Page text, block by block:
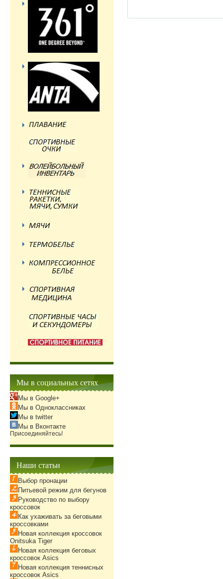
Мы в социальных сетях
Мы в Google+
Мы в Одноклассниках
Мы в twitter
Мы в Вконтакте
Присоединяйтесь!
Наши статьи
Выбор пронации
Питьевой режим для бегунов
Руководство по выбору
кроссовок
Как ухаживать за беговыми
кроссовками
Новая коллекция кроссовок
Onitsuka Tiger
Новая коллекция беговых
кроссовок Asics
Новая коллекция теннисных
кроссовок Asics